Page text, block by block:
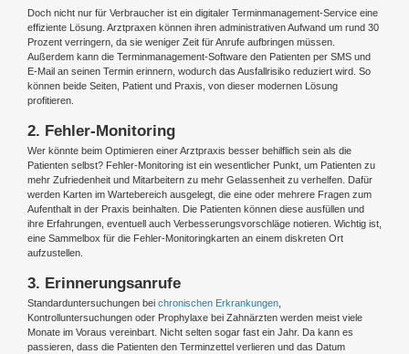
Doch nicht nur für Verbraucher ist ein digitaler Terminmanagement-Service eine
effiziente Lösung. Arztpraxen können ihren administrativen Aufwand um rund 30
Prozent verringern, da sie weniger Zeit für Anrufe aufbringen müssen.
Außerdem kann die Terminmanagement-Software den Patienten per SMS und
E-Mail an seinen Termin erinnern, wodurch das Ausfallrisiko reduziert wird. So
können beide Seiten, Patient und Praxis, von dieser modernen Lösung
profitieren.
2. Fehler-Monitoring
Wer könnte beim Optimieren einer Arztpraxis besser behilflich sein als die
Patienten selbst? Fehler-Monitoring ist ein wesentlicher Punkt, um Patienten zu
mehr Zufriedenheit und Mitarbeitern zu mehr Gelassenheit zu verhelfen. Dafür
werden Karten im Wartebereich ausgelegt, die eine oder mehrere Fragen zum
Aufenthalt in der Praxis beinhalten. Die Patienten können diese ausfüllen und
ihre Erfahrungen, eventuell auch Verbesserungsvorschläge notieren. Wichtig ist,
eine Sammelbox für die Fehler-Monitoringkarten an einem diskreten Ort
aufzustellen.
3. Erinnerungsanrufe
Standarduntersuchungen bei chronischen Erkrankungen,
Kontrolluntersuchungen oder Prophylaxe bei Zahnärzten werden meist viele
Monate im Voraus vereinbart. Nicht selten sogar fast ein Jahr. Da kann es
passieren, dass die Patienten den Terminzettel verlieren und das Datum